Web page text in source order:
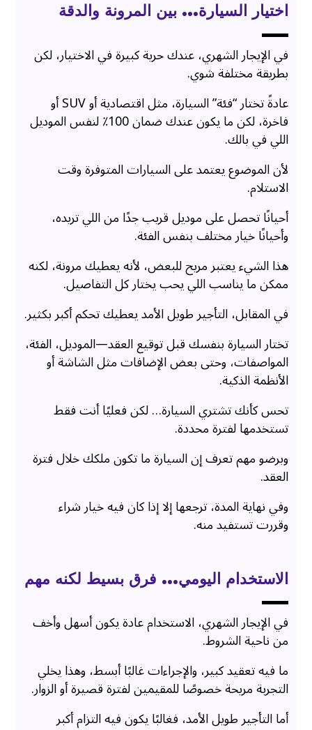
اختيار السيارة… بين المرونة والدقة
في الإيجار الشهري، عندك حرية كبيرة في الاختيار، لكن
بطريقة مختلفة شوي.
عادةً تختار “فئة” السيارة، مثل اقتصادية أو SUV أو
فاخرة، لكن ما يكون عندك ضمان 100٪ لنفس الموديل
اللي في بالك.
لأن الموضوع يعتمد على السيارات المتوفرة وقت
الاستلام.
أحيانًا تحصل على موديل قريب جدًا من اللي تريده،
وأحيانًا خيار مختلف بنفس الفئة.
هذا الشيء يعتبر مريح للبعض، لأنه يعطيك مرونة، لكنه
ممكن ما يناسب اللي يحب يختار كل التفاصيل.
في المقابل، التأجير طويل الأمد يعطيك تحكم أكبر بكثير.
تختار السيارة بنفسك قبل توقيع العقد—الموديل، الفئة،
المواصفات، وحتى بعض الإضافات مثل الشاشة أو
الأنظمة الذكية.
تحس كأنك تشتري السيارة… لكن فعليًا أنت فقط
تستخدمها لفترة محددة.
وبرضو مهم تعرف إن السيارة ما تكون ملكك خلال فترة
العقد.
وفي نهاية المدة، ترجعها إلا إذا كان فيه خيار شراء
وقررت تستفيد منه.
الاستخدام اليومي… فرق بسيط لكنه مهم
في الإيجار الشهري، الاستخدام عادة يكون أسهل وأخف
من ناحية الشروط.
ما فيه تعقيد كبير، والإجراءات غالبًا أبسط، وهذا يخلي
التجربة مريحة خصوصًا للمقيمين لفترة قصيرة أو الزوار.
أما التأجير طويل الأمد، فغالبًا يكون فيه التزام أكبر